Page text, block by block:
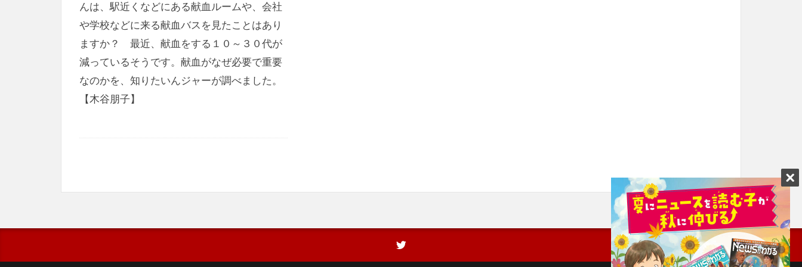
んは、駅近くなどにある献血ルームや、会社
や学校などに来る献血バスを見たことはあり
ますか？ 最近、献血をする１０～３０代が
減っているそうです。献血がなぜ必要で重要
なのかを、知りたいんジャーが調べました。
【木谷朋子】